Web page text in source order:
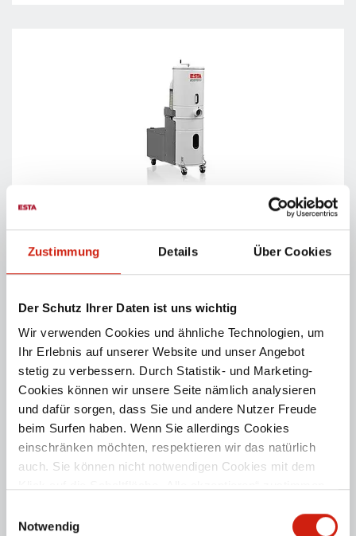
Zustimmung Details Über Cookies
Der Schutz Ihrer Daten ist uns wichtig
Wir verwenden Cookies und ähnliche Technologien, um
Ihr Erlebnis auf unserer Website und unser Angebot
stetig zu verbessern. Durch Statistik- und Marketing-
Cookies können wir unsere Seite nämlich analysieren
und dafür sorgen, dass Sie und andere Nutzer Freude
beim Surfen haben. Wenn Sie allerdings Cookies
einschränken möchten, respektieren wir das natürlich
auch. Sie können nicht notwendigen Cookies mit dem
alle Cookies auswählen.
Notwendig
Mobile Entstauber zur Ein­zel­platz­ab­sau­gung von
Staub & Späne an Maschinen- & Hand­ar­beits­plät­zen.